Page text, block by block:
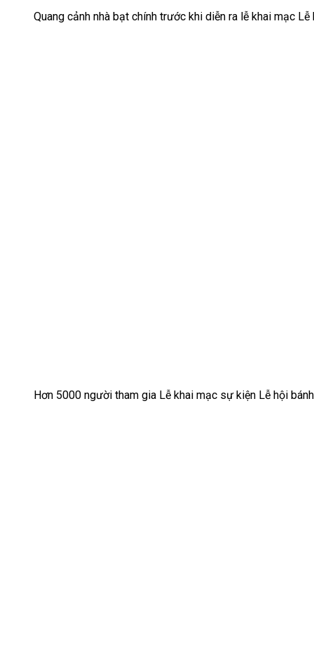
Quang cảnh nhà bạt chính trước khi diễn ra lễ khai mạc
Hơn 5000 người tham gia Lễ khai mạc sự kiện Lễ hội